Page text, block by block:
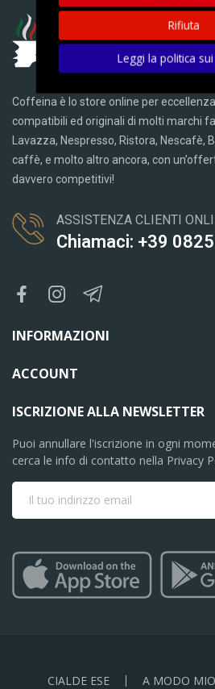
Coffeina è lo store online per
compatibili ed originali di molti marchi
Lavazza, Nespresso, Ristora, Nescafè,
caffè, e molto altro ancora, con
davvero competitivi!
ASSISTENZA CLIENTI
Chiamaci: +39
INFORMAZIONI
ACCOUNT
ISCRIZIONE ALLA NEWSLETTER
Puoi annullare l'iscrizione in ogni
cerca le info di contatto nella Privacy
CIALDE ESE A MODO MIO
Rifiuta
Leggi la politica